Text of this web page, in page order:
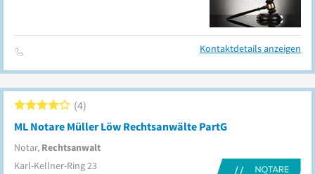
Kontaktdetails anzeigen
ML Notare Müller Löw Rechtsanwälte PartG
Notar, Rechtsanwalt
4
Karl-Kellner-Ring 23